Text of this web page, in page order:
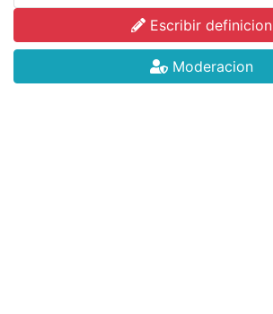
Escribir definicion
Moderacion